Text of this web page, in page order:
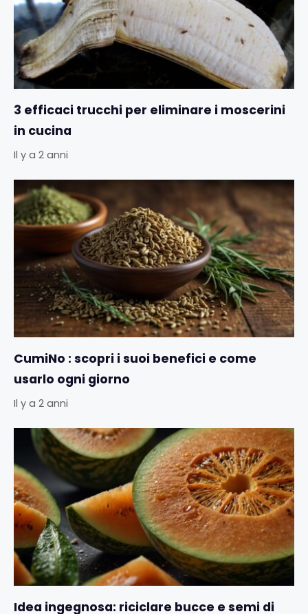
3 efficaci trucchi per eliminare i moscerini
in cucina
Il y a 2 anni
CumiNo : scopri i suoi benefici e come
usarlo ogni giorno
Il y a 2 anni
Idea ingegnosa: riciclare bucce e semi di